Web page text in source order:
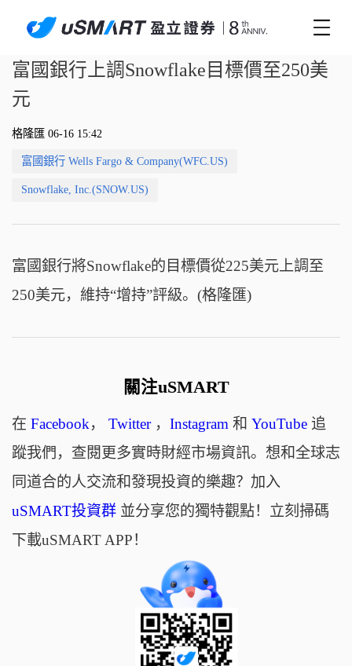
富國銀行上調Snowflake目標價至250美
元
格隆匯 06-16 15:42
富國銀行 Wells Fargo & Company(WFC.US)
Snowflake, Inc.(SNOW.US)
富國銀行將Snowflake的目標價從225美元上調至
250美元，維持“增持”評級。(格隆匯)
關注uSMART
在 Facebook， Twitter， Instagram 和 YouTube追
蹤我們，查閱更多實時財經市場資訊。想和全球志
同道合的人交流和發現投資的樂趣？加入
uSMART投資群並分享您的獨特觀點！立刻掃碼
下載uSMART APP！